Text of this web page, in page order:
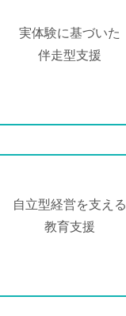
実体験に基づいた
伴走型支援
自立型経営を支える
教育支援